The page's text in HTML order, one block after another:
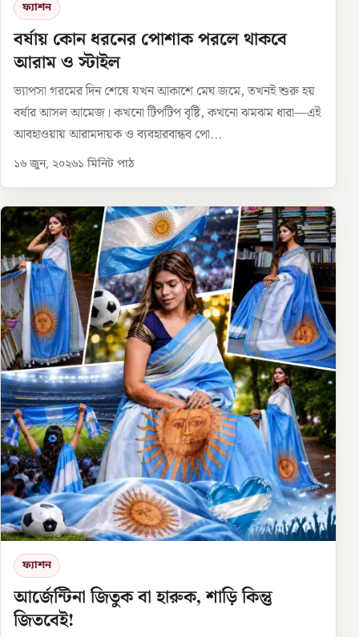
ফ্যাশন
বর্ষায় কোন ধরনের পোশাক পরলে থাকবে
আরাম ও স্টাইল
ভ্যাপসা গরমের দিন শেষে যখন আকাশে মেঘ জমে, তখনই শুরু হয়
বর্ষার আসল আমেজ। কখনো টিপটিপ বৃষ্টি, কখনো ঝমঝম ধারা—এই
আবহাওয়ায় আরামদায়ক ও ব্যবহারবান্ধব পো...
১৬ জুন, ২০২৬১ মিনিট পাঠ
ফ্যাশন
আর্জেন্টিনা জিতুক বা হারুক, শাড়ি কিন্তু
জিতবেই!